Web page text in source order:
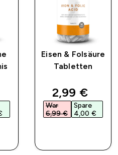
price
Eisen & Folsäure
Tabletten
discounted
2,99 €‎
War
6,99 €‎
Spare
4,00 €‎